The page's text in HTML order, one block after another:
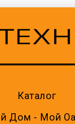
Каталог
Дом - Мой